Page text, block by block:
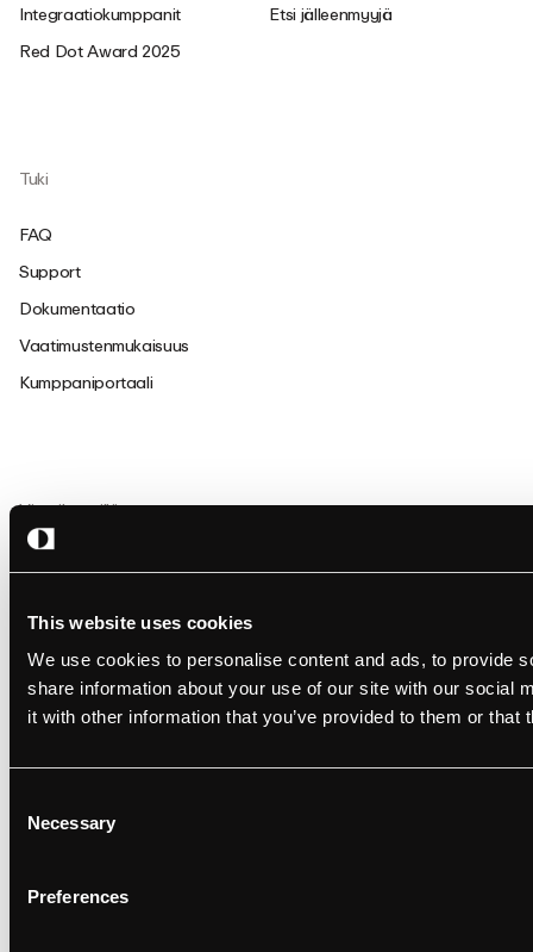
This website uses cookies
We use cookies to personalise content and ads, to provide
share information about your use of our site with our social
it with other information that you’ve provided to them or
Selection
Necessary
Preferences
Integraatiokumppanit
Red Dot Award 2025
Etsi jälleenmyyjä
Tuki
FAQ
Support
Dokumentaatio
Vaatimustenmukaisuus
Kumppaniportaali
Suunnittelu: Studio Oker
Koodi: Grensesnitt
Seuraa meitä
Vieraile meillä
Strandsvingen 14,
4032 Stavanger, Norja